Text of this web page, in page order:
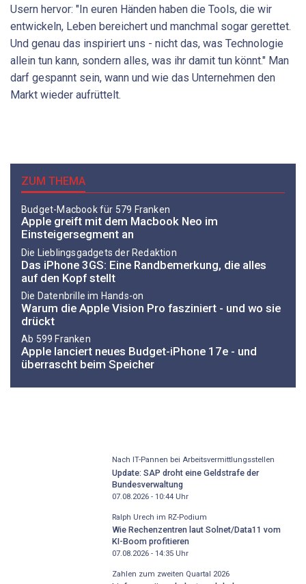
Usern hervor: "In euren Händen haben die Tools, die wir
entwickeln, Leben bereichert und manchmal sogar gerettet.
Und genau das inspiriert uns - nicht das, was Technologie
allein tun kann, sondern alles, was ihr damit tun könnt." Man
darf gespannt sein, wann und wie das Unternehmen den
Markt wieder aufrüttelt.
ZUM THEMA
Budget-Macbook für 579 Franken
Apple greift mit dem Macbook Neo im
Einsteigersegment an
Die Lieblingsgadgets der Redaktion
Das iPhone 3GS: Eine Randbemerkung, die alles
auf den Kopf stellt
Die Datenbrille im Hands-on
Warum die Apple Vision Pro fasziniert - und wo sie
drückt
Ab 599 Franken
Apple lanciert neues Budget-iPhone 17e - und
überrascht beim Speicher
Nach IT-Pannen bei Arbeitsvermittlungsstellen
Update: SAP droht eine Geldstrafe der
Bundesverwaltung
07.08.2026 - 10:44Uhr
Ralph Urech im RZ-Podium
Wie Rechenzentren laut Solnet/Data11 vom
KI-Boom profitieren
07.08.2026 - 14:35Uhr
Zahlen zum zweiten Quartal 2026